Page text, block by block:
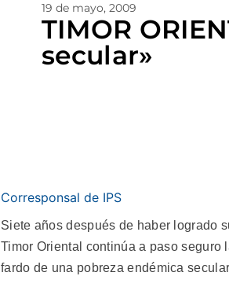
19 de mayo, 2009
TIMOR
secular»
Corresponsal de IPS
Siete años después de haber logrado
Timor Oriental continúa a paso seguro
fardo de una pobreza endémica